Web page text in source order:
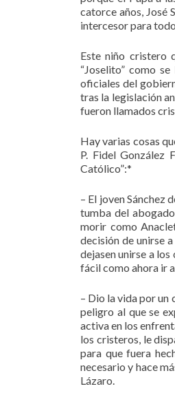
catorce años, José
intercesor para
Este niño cristero
“Joselito” como
oficiales del
tras la legislación
fueron llamados
Hay varias cosas
P. Fidel González
Católico”:*
– El joven Sánchez
tumba del
morir como
decisión de unirse
dejasen unirse a
fácil como ahora ir
– Dio la vida por un
peligro al que se
activa en los
los cristeros, le
para que fuera
necesario y hace
Lázaro.